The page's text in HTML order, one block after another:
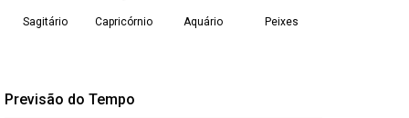
Previsão do Tempo